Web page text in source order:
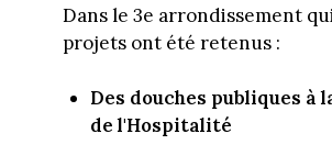
Dans le 3e arrondissement
projets ont été retenus :
Des douches publiques à
de l'Hospitalité